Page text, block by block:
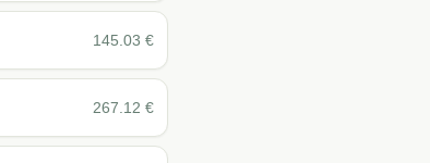
145.03 €
267.12 €